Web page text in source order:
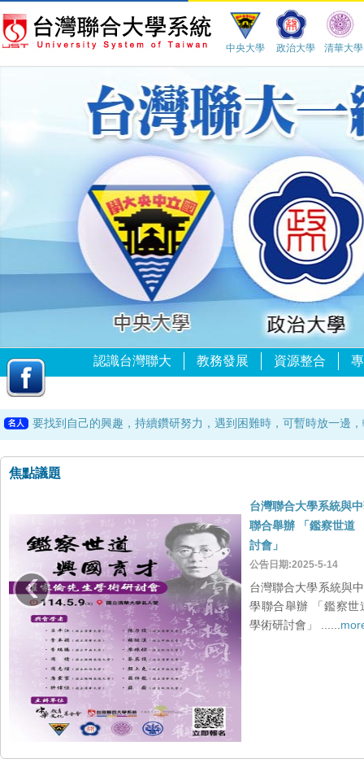
中央大學 政治大學 清華大學
認識台灣聯大 教務發展 資源整合
一個人品格真誠的關鍵：擁有對這個世界感恩、珍惜、努力的心
一年之計，莫如樹谷。十年之計，莫如樹木。百年之計，莫如樹
有容乃大－－中央研究院特聘教授 劉兆漢
要找到自己的興趣，持續鑽研努力，遇到困難時，可暫時放一邊
化學獎得主根岸英一
一個人品格真誠的關鍵：擁有對這個世界感恩、珍惜、努力的心
己所不欲，勿施於人－－論語
一年之計，莫如樹谷。十年之計，莫如樹木。百年之計，莫如樹
科學本是很人文，可以很動人，應該很美麗，必須很浪漫。－－
要找到自己的興趣，持續鑽研努力，遇到困難時，可暫時放一邊
化學獎得主根岸英一
焦點議題
台灣聯合大學系統與
聯合舉辦 「鑑察世道
討會」
公告日期:2025-5-14
台灣聯合大學系統與
學聯合舉辦 「鑑察
學術研討會」 ......
‹